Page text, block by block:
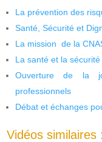
La prévention des
Santé, Sécurité et
La mission de la
La santé et la
Ouverture de la
professionnels
Débat et échanges
Vidéos similaires :